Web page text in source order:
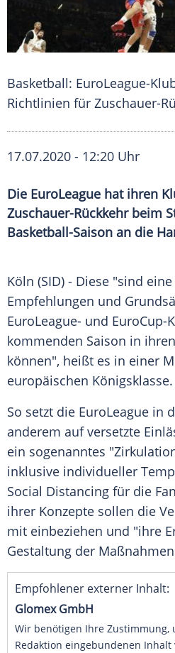
Basketball: EuroLeague-
Richtlinien für Zuschauer-
17.07.2020 - 12:20 Uhr
Die EuroLeague hat ihren
Zuschauer-Rückkehr beim
Basketball-Saison an die
Köln (SID) - Diese "sind
Empfehlungen und
EuroLeague- und EuroCup-
kommenden Saison in
können", heißt es in einer
europäischen Königsklasse.
So setzt die EuroLeague in
anderem auf versetzte
ein sogenanntes
inklusive individueller
Social Distancing für die
ihrer Konzepte sollen die
mit einbeziehen und "ihre
Gestaltung der
Empfohlener externer Inhalt:
Glomex GmbH
Wir benötigen Ihre Zustimmung,
Redaktion eingebundenen Inhalt